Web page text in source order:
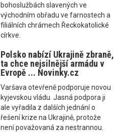
bohoslužbách slavených ve
východním obřadu ve farnostech a
filiálních chrámech Řeckokatolické
církve.
Polsko nabízí Ukrajině zbraně,
ta chce nejsilnější armádu v
Evropě ... Novinky.cz
Varšava otevřeně podporuje novou
kyjevskou vládu. Jasná podpora ji
ale vyřadila z dalších jednání o
řešení krize na Ukrajině, protože
není považovaná za nestrannou.